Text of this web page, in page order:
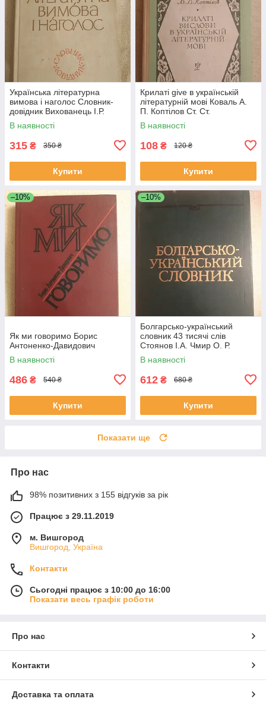
Українська літературна
вимова і наголос Словник-
довідник Вихованець І.Р.
Єрмоленко С. Я. Сологуб
Н.М. Щербатюк
В наявності
315 ₴ 350 ₴
Купити
Крилаті give в українській
літературній мові Коваль А.
П. Коптілов Ст. Ст.
В наявності
108 ₴ 120 ₴
Купити
–10%
Як ми говоримо Борис
Антоненко-Давидович
В наявності
486 ₴ 540 ₴
Купити
–10%
Болгарсько-український
словник 43 тисячі слів
Стоянов І.А. Чмир О. Р.
В наявності
612 ₴ 680 ₴
Купити
Показати ще
Про нас
98% позитивних з 155 відгуків за рік
Працює з 29.11.2019
м. Вишгород
Вишгород, Україна
Контакти
Сьогодні працює з 10:00 до 16:00
Показати весь графік роботи
Про нас
Контакти
Доставка та оплата